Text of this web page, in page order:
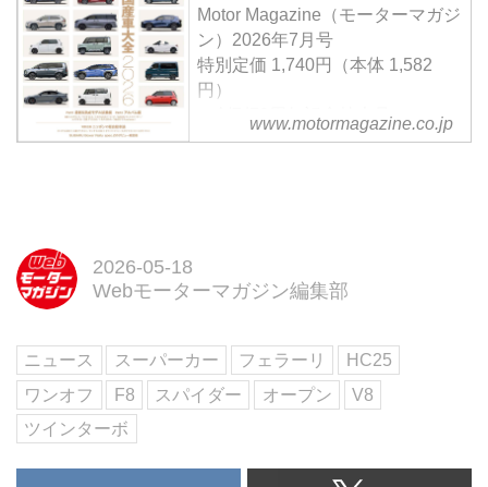
ドパワートレインを搭載し、伝説
的な「F40」をモチーフに開発。
マラネッロが描く未来のフェラー
リ像を示す1台となっている。
Motor Magazine（モーターマガジ
ン）2026年7月号
特別定価 1,740円（本体 1,582
円）
＜創刊70周年記念特大号＞
【特集】「最新国産車大全
試し読み
2026」では、世界が揺らぐ時代
でも進化する日本車の現在地を総
覧。日産エルグランド・プロトタ
www.motormagazine.co.jp
2026-05-18
Webモーターマガジン編集部
ニュース スーパーカー フェラーリ
HC25
ワンオフ
F8 スパイダー オープン
V8
ツインターボ